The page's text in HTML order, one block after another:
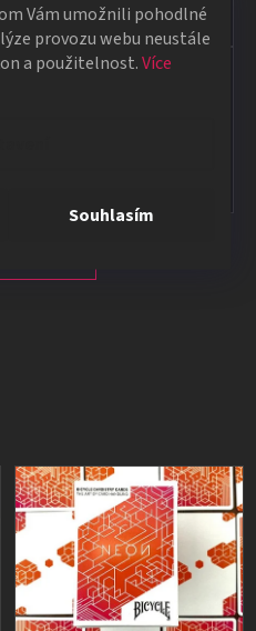
Vám umožnili pohodlné
provozu webu neustále
a použitelnost.Více
Souhlasím